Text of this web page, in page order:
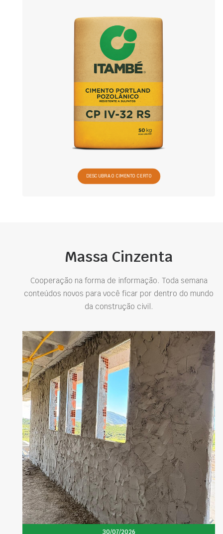
DESCUBRA O CIMENTO CERTO
Massa Cinzenta
Cooperação na forma de informação. Toda semana
conteúdos novos para você ficar por dentro do mundo
da construção civil.
30/07/2026